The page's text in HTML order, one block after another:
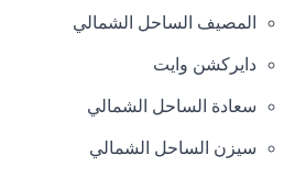
المصيف الساحل الشمالي
دايركشن وايت
سعادة الساحل الشمالي
سيزن الساحل الشمالي